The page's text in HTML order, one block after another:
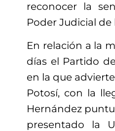
reconocer la
Poder Judicial de
En relación a la
días el Partido
en la que
Potosí, con la
Hernández
presentado la